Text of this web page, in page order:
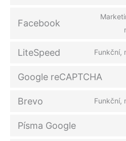
Facebook
LiteSpeed Funkční,
Google reCAPTCHA
Brevo Funkční,
Písma Google